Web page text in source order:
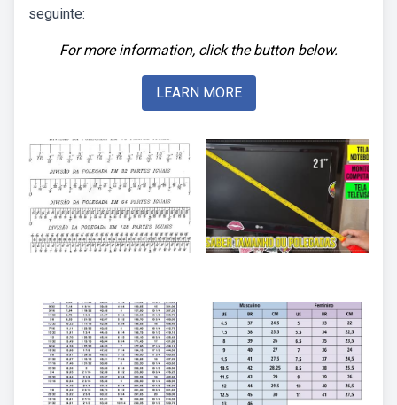
seguinte:
For more information, click the button below.
LEARN MORE